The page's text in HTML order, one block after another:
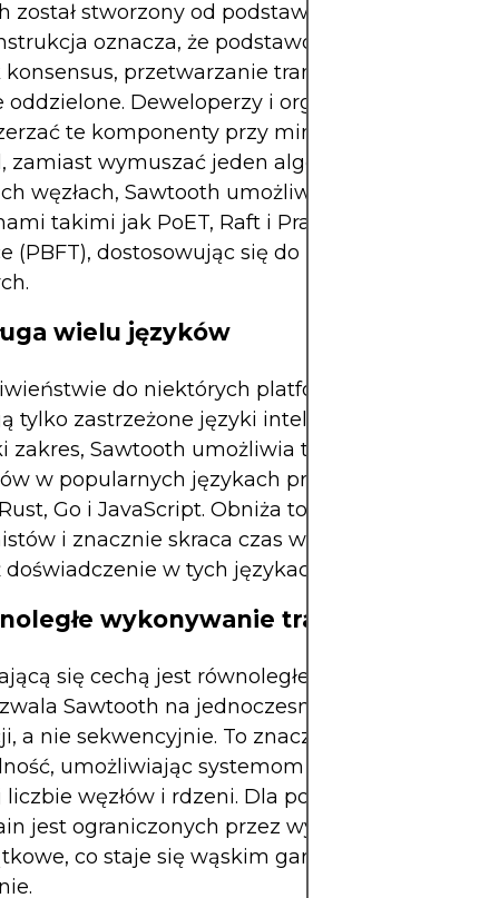
został stworzony od podstaw z myślą o
oznacza, że ​​podstawowe funkcje
przetwarzanie transakcji i
oddzielone. Deweloperzy i organizacje mogą
te komponenty przy minimalnym wysiłku.
zamiast wymuszać jeden algorytm konsensusu
węzłach, Sawtooth umożliwia przełączanie
takimi jak PoET, Raft i Practical Byzantine
(PBFT), dostosowując się do zróżnicowanych
wielu języków
do niektórych platform blockchain,
tylko zastrzeżone języki inteligentnych
zakres, Sawtooth umożliwia tworzenie
w popularnych językach programowania,
Go i JavaScript. Obniża to barierę wejścia
i znacznie skraca czas wdrożenia
w tych językach.
wykonywanie transakcji
się cechą jest równoległe przetwarzanie
Sawtooth na jednoczesne wykonywanie
a nie sekwencyjnie. To znacząco zwiększa
umożliwiając systemom skalowanie
liczbie węzłów i rdzeni. Dla porównania, wiele
jest ograniczonych przez wykonywanie
co staje się wąskim gardłem przy dużym